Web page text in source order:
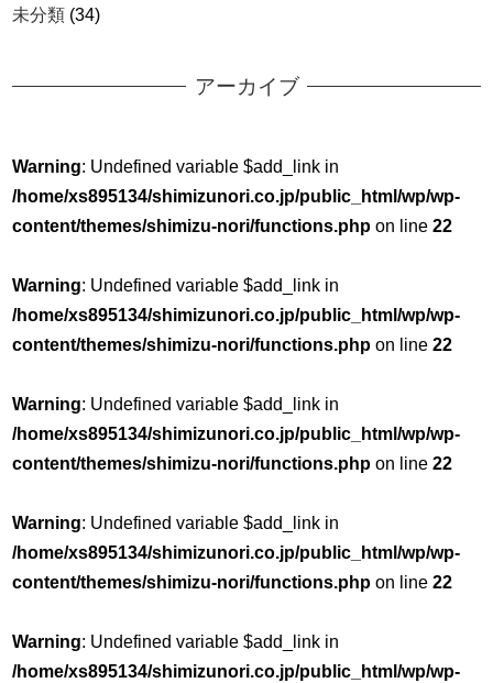
未分類 (34)
アーカイブ
Warning: Undefined variable $add_link in
/home/xs895134/shimizunori.co.jp/public_html/wp/wp-
content/themes/shimizu-nori/functions.php on line22
Warning: Undefined variable $add_link in
/home/xs895134/shimizunori.co.jp/public_html/wp/wp-
content/themes/shimizu-nori/functions.php on line22
Warning: Undefined variable $add_link in
/home/xs895134/shimizunori.co.jp/public_html/wp/wp-
content/themes/shimizu-nori/functions.php on line22
Warning: Undefined variable $add_link in
/home/xs895134/shimizunori.co.jp/public_html/wp/wp-
content/themes/shimizu-nori/functions.php on line22
Warning: Undefined variable $add_link in
/home/xs895134/shimizunori.co.jp/public_html/wp/wp-